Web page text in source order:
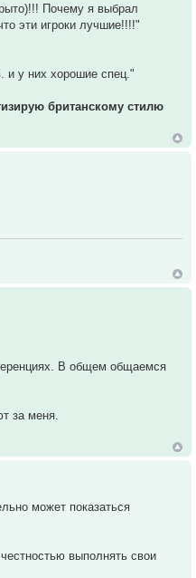
Почему я выбрал
эти игроки лучшие!!!!"
у них хорошие спец."
британскому стилю
В общем общаемся
за меня.
может показаться
выполнять свои